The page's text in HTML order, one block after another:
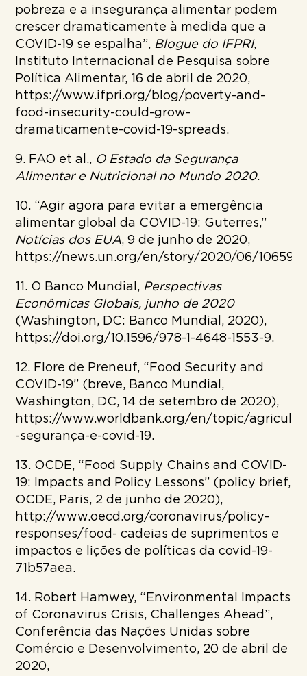
pobreza e a insegurança alimentar podem
crescer dramaticamente à medida que a
COVID-19 se espalha”, Blogue do IFPRI,
Instituto Internacional de Pesquisa sobre
Política Alimentar, 16 de abril de 2020,
https://www.ifpri.org/blog/poverty-and-
food-insecurity-could-grow-
dramaticamente-covid-19-spreads.
9. FAO et al., O Estado da Segurança
Alimentar e Nutricional no Mundo 2020.
10. “Agir agora para evitar a emergência
alimentar global da COVID-19: Guterres,”
Notícias dos EUA, 9 de junho de 2020,
https://news.un.org/en/story/2020/06/
11. O Banco Mundial, Perspectivas
Econômicas Globais, junho de 2020
(Washington, DC: Banco Mundial, 2020),
https://doi.org/10.1596/978-1-4648-1553-9.
12. Flore de Preneuf, “Food Security and
COVID-19” (breve, Banco Mundial,
Washington, DC, 14 de setembro de 2020),
https://www.worldbank.org/en/topic/
-segurança-e-covid-19.
13. OCDE, “Food Supply Chains and COVID-
19: Impacts and Policy Lessons” (policy brief,
OCDE, Paris, 2 de junho de 2020),
http://www.oecd.org/coronavirus/policy-
responses/food- cadeias de suprimentos e
impactos e lições de políticas da covid-19-
71b57aea.
14. Robert Hamwey, “Environmental Impacts
of Coronavirus Crisis, Challenges Ahead”,
Conferência das Nações Unidas sobre
Comércio e Desenvolvimento, 20 de abril de
2020,